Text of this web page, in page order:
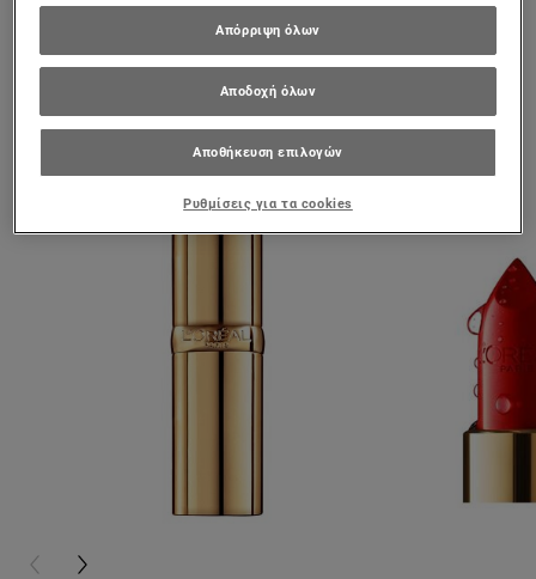
PREVIOUS CARD
NEXT CARD
Απόρριψη όλων
Αποδοχή όλων
Αποθήκευση επιλογών
Ρυθμίσεις για τα cookies